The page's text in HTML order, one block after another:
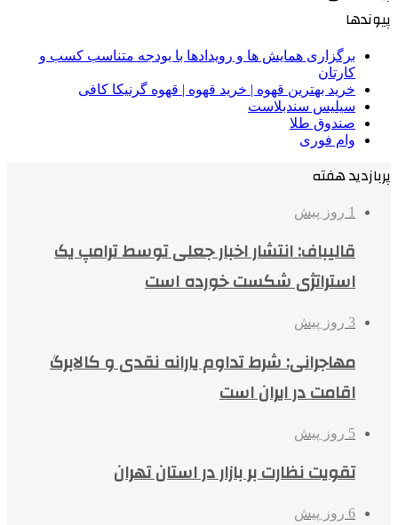
پیوندها
برگزاری همایش ها و رویدادها با بودجه متناسب کسب و
کارتان
خرید بهترین قهوه | خرید قهوه | قهوه گرنیکا کافی
سیلیس سندبلاست
صندوق طلا
وام فوری
پربازدید هفته
1 روز پیش
قالیباف: انتشار اخبار جعلی توسط ترامپ یک
استراتژی شکست خورده است
3 روز پیش
مهاجرانی: شرط تداوم یارانه نقدی و کالابرگ
اقامت در ایران است
5 روز پیش
تقویت نظارت بر بازار در استان تهران
6 روز پیش